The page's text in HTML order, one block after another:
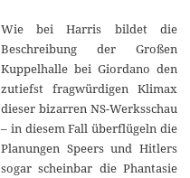
Wie bei Harris bildet die
Beschreibung der Großen
Kuppelhalle bei Giordano den
zutiefst fragwürdigen Klimax
dieser bizarren NS-Werksschau
– in diesem Fall überflügeln die
Planungen Speers und Hitlers
sogar scheinbar die Phantasie